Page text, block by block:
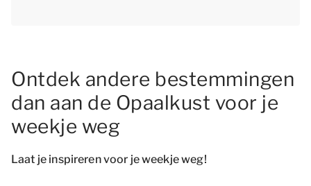
Ontdek andere bestemmingen
dan aan de Opaalkust voor je
weekje weg
Laat je inspireren voor je weekje weg!